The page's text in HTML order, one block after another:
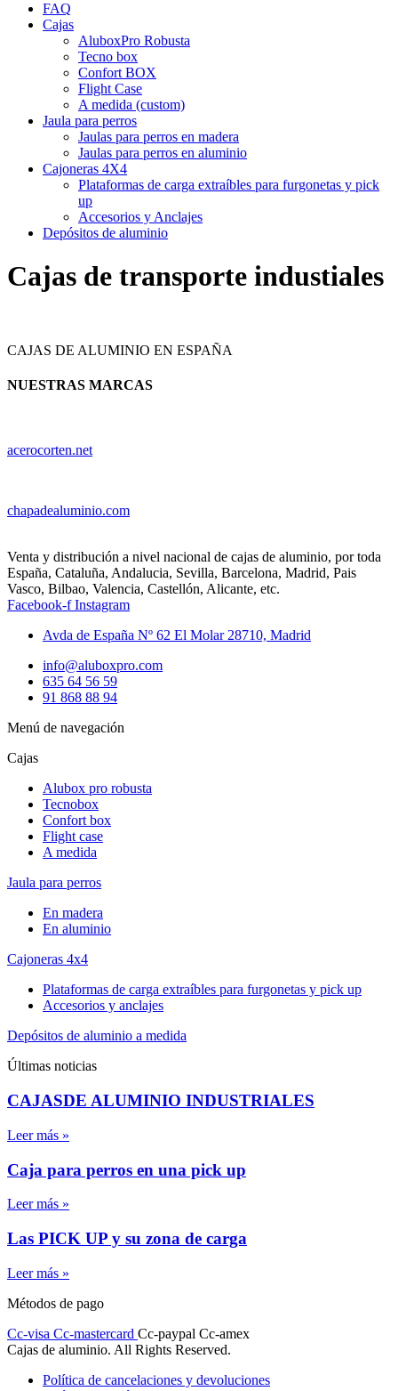
FAQ
Cajas
AluboxPro Robusta
Tecno box
Confort BOX
Flight Case
A medida (custom)
Jaula para perros
Jaulas para perros en madera
Jaulas para perros en aluminio
Cajoneras 4X4
Plataformas de carga extraíbles para furgonetas y pick
up
Accesorios y Anclajes
Depósitos de aluminio
Cajas de transporte industiales
CAJAS DE ALUMINIO EN ESPAÑA
NUESTRAS MARCAS
acerocorten.net
chapadealuminio.com
Venta y distribución a nivel nacional de cajas de aluminio, por toda
España, Cataluña, Andalucia, Sevilla, Barcelona, Madrid, Pais
Vasco, Bilbao, Valencia, Castellón, Alicante, etc.
Facebook-f Instagram
Avda de España Nº 62 El Molar 28710, Madrid
info@aluboxpro.com
635 64 56 59
91 868 88 94
Menú de navegación
Cajas
Alubox pro robusta
Tecnobox
Confort box
Flight case
A medida
Jaula para perros
En madera
En aluminio
Cajoneras 4x4
Plataformas de carga extraíbles para furgonetas y pick up
Accesorios y anclajes
Depósitos de aluminio a medida
Últimas noticias
CAJASDE ALUMINIO INDUSTRIALES
Leer más »
Caja para perros en una pick up
Leer más »
Las PICK UP y su zona de carga
Leer más »
Métodos de pago
Cc-visa Cc-mastercard Cc-paypal Cc-amex
Cajas de aluminio. All Rights Reserved.
Política de cancelaciones y devoluciones